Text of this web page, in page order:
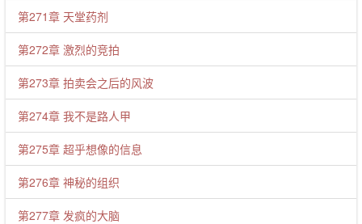
第271章 天堂药剂
第272章 激烈的竞拍
第273章 拍卖会之后的风波
第274章 我不是路人甲
第275章 超乎想像的信息
第276章 神秘的组织
第277章 发疯的大脑